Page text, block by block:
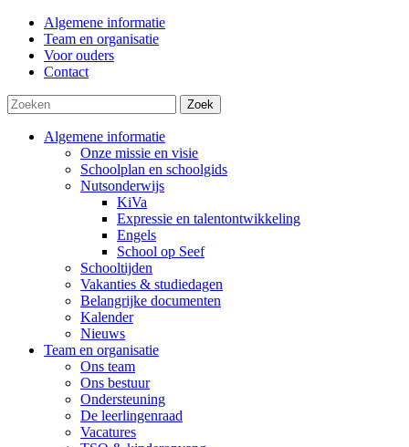
Algemene informatie
Team en organisatie
Voor ouders
Contact
Zoek
Algemene informatie
Onze missie en visie
Schoolplan en schoolgids
Nutsonderwijs
KiVa
Expressie en talentontwikkeling
Engels
School op Seef
Schooltijden
Vakanties & studiedagen
Belangrijke documenten
Kalender
Nieuws
Team en organisatie
Ons team
Ons bestuur
Ondersteuning
De leerlingenraad
Vacatures